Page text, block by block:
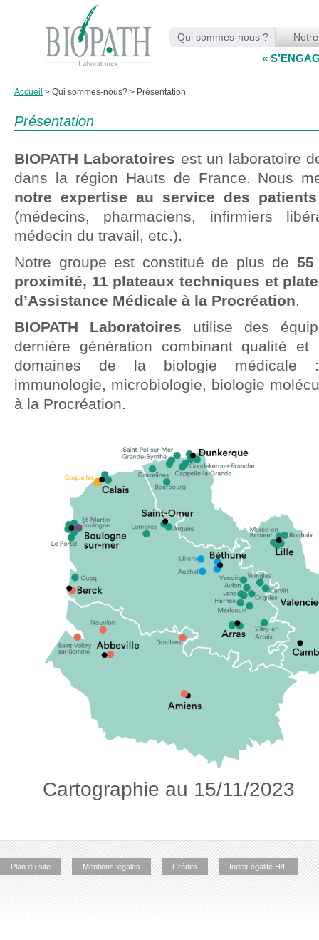
Qui sommes-nous ?
«
Accueil > Qui sommes-nous? > Présentation
Présentation
BIOPATH Laboratoires est un laboratoire
dans la région Hauts de France. Nous
notre expertise au service des
(médecins, pharmaciens, infirmiers
médecin du travail, etc.).
Notre groupe est constitué de plus de
proximité, 11 plateaux techniques et
d’Assistance Médicale à la Procréation.
BIOPATH Laboratoires utilise des
dernière génération combinant qualité
domaines de la biologie médicale :
immunologie, microbiologie, biologie
à la Procréation.
Cartographie au 15/11/2023
Plan du site Mentions légales Crédits Index égalité H/F